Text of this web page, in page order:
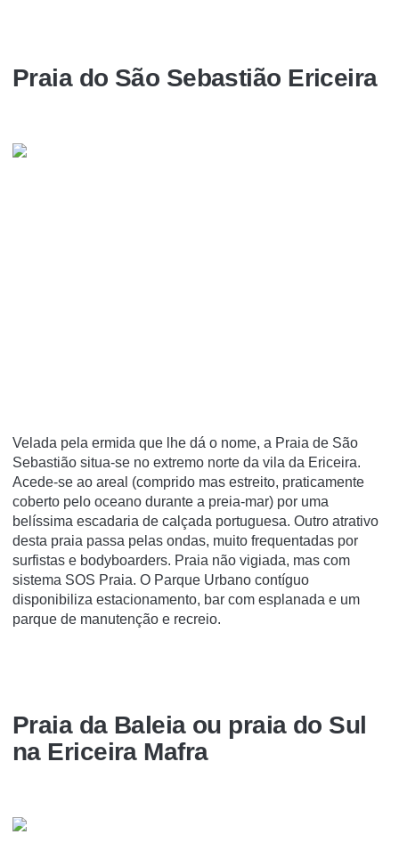
Praia do São Sebastião Ericeira
Velada pela ermida que lhe dá o nome, a Praia de São
Sebastião situa-se no extremo norte da vila da Ericeira.
Acede-se ao areal (comprido mas estreito, praticamente
coberto pelo oceano durante a preia-mar) por uma
belíssima escadaria de calçada portuguesa. Outro atrativo
desta praia passa pelas ondas, muito frequentadas por
surfistas e bodyboarders. Praia não vigiada, mas com
sistema SOS Praia. O Parque Urbano contíguo
disponibiliza estacionamento, bar com esplanada e um
parque de manutenção e recreio.
Praia da Baleia ou praia do Sul
na Ericeira Mafra